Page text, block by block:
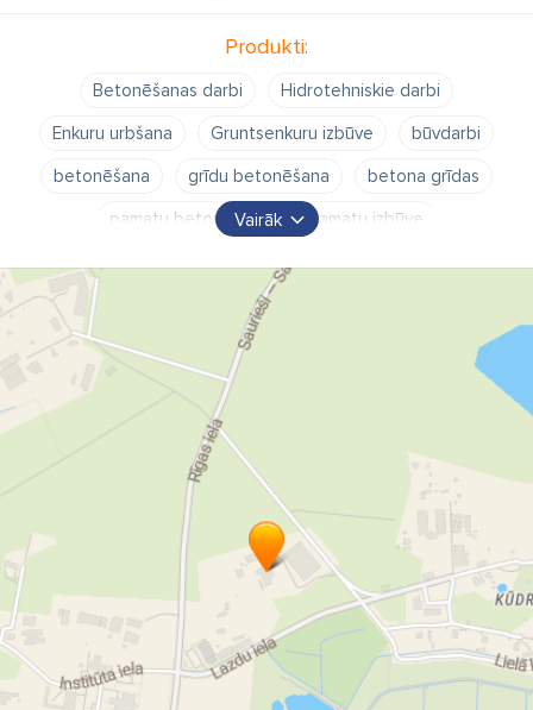
Produkti:
Betonēšanas darbi
Hidrotehniskie darbi
Enkuru urbšana
Gruntsenkuru izbūve
būvdarbi
betonēšana
grīdu betonēšana
betona grīdas
pamatu betonēšana
pamatu izbūve
klona grīdas
mikropāļi
krastu stiprinājumi
Vairāk